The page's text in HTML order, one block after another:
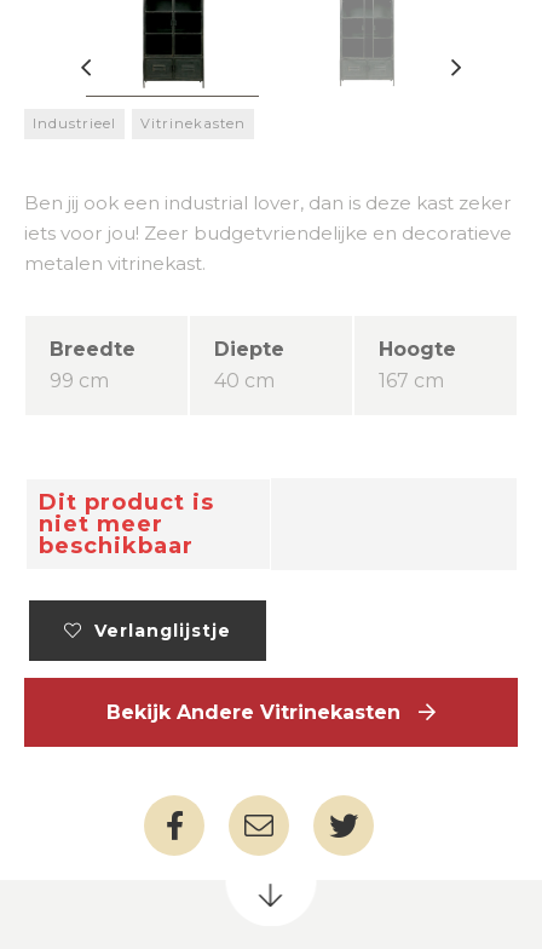
Industrieel Vitrinekasten
Ben jij ook een industrial lover, dan is deze kast zeker
iets voor jou! Zeer budgetvriendelijke en decoratieve
metalen vitrinekast.
Breedte
99 cm
Diepte
40 cm
Hoogte
167 cm
Dit product is
niet meer
beschikbaar
Verlanglijstje
Bekijk Andere Vitrinekasten